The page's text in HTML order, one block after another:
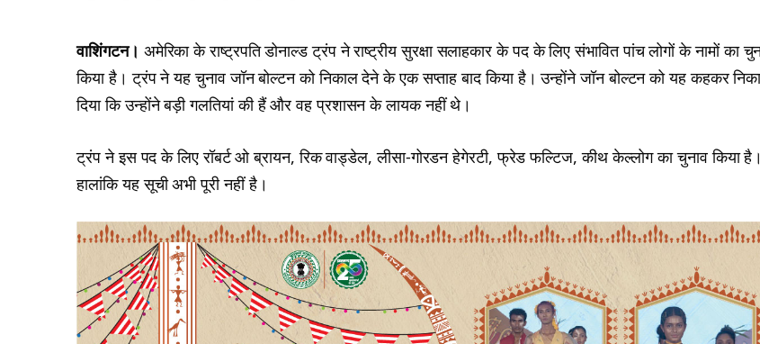
वाशिंगटन। अमेरिका के राष्ट्रपति डोनाल्ड ट्रंप ने राष्ट्रीय सुरक्षा सलाहकार के पद के लिए संभावित पांच लोगों के नामों का
किया है। ट्रंप ने यह चुनाव जॉन बोल्टन को निकाल देने के एक सप्ताह बाद किया है। उन्होंने जॉन बोल्टन को यह कहकर
दिया कि उन्होंने बड़ी गलतियां की हैं और वह प्रशासन के लायक नहीं थे।
ट्रंप ने इस पद के लिए रॉबर्ट ओ ब्रायन, रिक वाड्डेल, लीसा-गोरडन हेगेरटी, फ्रेड फल्टिज, कीथ केल्लोग का चुनाव किया है।
हालांकि यह सूची अभी पूरी नहीं है।